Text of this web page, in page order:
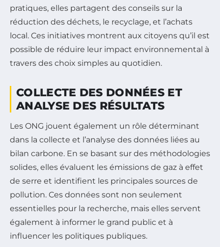
pratiques, elles partagent des conseils sur la
réduction des déchets, le recyclage, et l’achats
local. Ces initiatives montrent aux citoyens qu’il est
possible de réduire leur impact environnemental à
travers des choix simples au quotidien.
COLLECTE DES DONNÉES ET
ANALYSE DES RÉSULTATS
Les ONG jouent également un rôle déterminant
dans la collecte et l’analyse des données liées au
bilan carbone. En se basant sur des méthodologies
solides, elles évaluent les émissions de gaz à effet
de serre et identifient les principales sources de
pollution. Ces données sont non seulement
essentielles pour la recherche, mais elles servent
également à informer le grand public et à
influencer les politiques publiques.